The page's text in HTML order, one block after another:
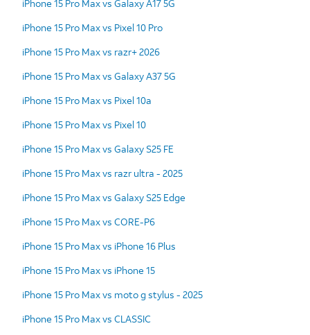
iPhone 15 Pro Max vs Galaxy A17 5G
iPhone 15 Pro Max vs Pixel 10 Pro
iPhone 15 Pro Max vs razr+ 2026
iPhone 15 Pro Max vs Galaxy A37 5G
iPhone 15 Pro Max vs Pixel 10a
iPhone 15 Pro Max vs Pixel 10
iPhone 15 Pro Max vs Galaxy S25 FE
iPhone 15 Pro Max vs razr ultra - 2025
iPhone 15 Pro Max vs Galaxy S25 Edge
iPhone 15 Pro Max vs CORE-P6
iPhone 15 Pro Max vs iPhone 16 Plus
iPhone 15 Pro Max vs iPhone 15
iPhone 15 Pro Max vs moto g stylus - 2025
iPhone 15 Pro Max vs CLASSIC